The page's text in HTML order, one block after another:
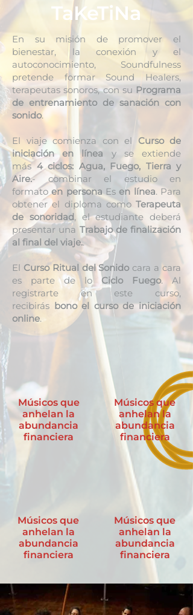
TaKeTiNa
En su misión de promover el
bienestar, la conexión y el
autoconocimiento, Soundfulness
pretende formar Sound Healers,
terapeutas sonoros, con su Programa
de entrenamiento de sanación con
sonido.
El viaje comienza con el Curso de
iniciación en línea y se extiende
más4 ciclos: Agua, Fuego, Tierra y
Aire.- combinar el estudio en
formatoen personaEs en línea. Para
obtener el diploma como Terapeuta
de sonoridad, el estudiante deberá
presentar una Trabajo de finalización
al final del viaje..
El Curso Ritual del Sonido cara a cara
es parte de lo Ciclo Fuego. Al
registrarte en este curso,
recibirás bono el curso de iniciación
online.
Músicos que
anhelan la
abundancia
financiera
Músicos que
anhelan la
abundancia
financiera
Músicos que
anhelan la
abundancia
financiera
Músicos que
anhelan la
abundancia
financiera